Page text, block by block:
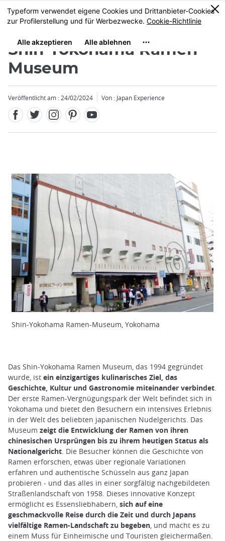
Größe
MENU
0
Shin-Yokohama Ramen-
Museum
Veröffentlicht am : 24/02/2024 Von : Japan Experience
Shin-Yokohama Ramen-Museum, Yokohama
Das Shin-Yokohama Ramen Museum, das 1994 gegründet
wurde, ist ein einzigartiges kulinarisches Ziel, das
Geschichte, Kultur und Gastronomie miteinander verbindet.
Der erste Ramen-Vergnügungspark der Welt befindet sich in
Yokohama und bietet den Besuchern ein intensives Erlebnis
in der Welt des beliebten japanischen Nudelgerichts. Das
Museum zeigt die Entwicklung der Ramen von ihren
chinesischen Ursprüngen bis zu ihrem heutigen Status als
Nationalgericht. Die Besucher können die Geschichte von
Ramen erforschen, etwas über regionale Variationen
erfahren und authentische Schüsseln aus ganz Japan
probieren - und das alles in einer sorgfältig nachgebildeten
Straßenlandschaft von 1958. Dieses innovative Konzept
ermöglicht es Essensliebhabern, sich auf eine
geschmackvolle Reise durch die Zeit und durch Japans
vielfältige Ramen-Landschaft zu begeben, und macht es zu
einem Muss für Einheimische und Touristen gleichermaßen.